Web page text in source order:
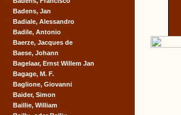
Badens, Jan
Badiale, Alessandro
Badile, Antonio
Baerze, Jacques de
Baese, Johann
Bagelaar, Ernst Willem Jan
Bagage, M. F.
Baglione, Giovanni
Baider, Simon
Baillie, William